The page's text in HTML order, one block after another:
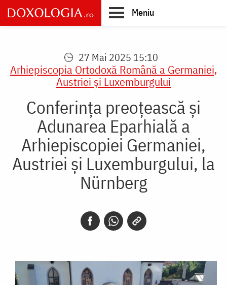
Skip
to
main
Meniu
27 Mai 2025 15:10
Arhiepiscopia Ortodoxă Română a Germaniei,
Austriei şi Luxemburgului
Conferința preoțească și
Adunarea Eparhială a
Arhiepiscopiei Germaniei,
Austriei și Luxemburgului, la
Nürnberg